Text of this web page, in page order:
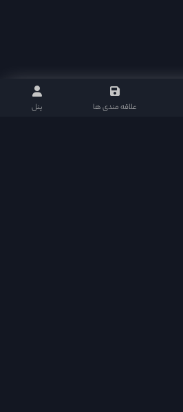
علاقه مندی ها پنل